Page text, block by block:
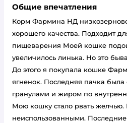
Общие впечатления
Корм Фармина НД
хорошего качества. Подходит
пищеварения Моей кошке
увеличилось линька. Но это
До этого я покупала кошке
ягненок. Последняя пачка
гранулами и жиром по
Мою кошку стало рвать желчью.
неиспользованными.